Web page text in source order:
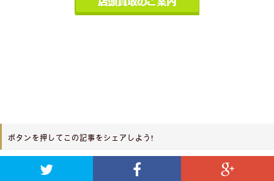
ボタンを押してこの記事をシェアしよう!